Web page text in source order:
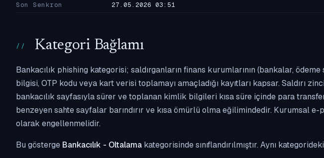
Son Senkron
27.05.2026 03:51
Kategori Bağlamı
Bankacılık phishing kategorisi; saldırganların finans kurumlarının (bankalar,
bilgisi, OTP kodu veya kart verisi toplamayı amaçladığı kayıtları kapsar.
bankacılık sayfasıyla sürer ve toplanan kimlik bilgileri kısa süre içinde para
benzeyen sahte sayfalar barındırır ve kısa ömürlü olma eğilimindedir. Kurumsal
olarak engellenmelidir.
Bu gösterge Bankacılık - Oltalama kategorisinde sınıflandırılmıştır. Aynı